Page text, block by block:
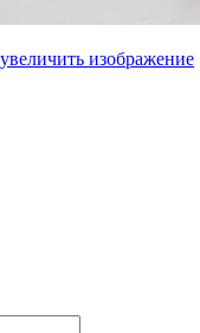
изображение